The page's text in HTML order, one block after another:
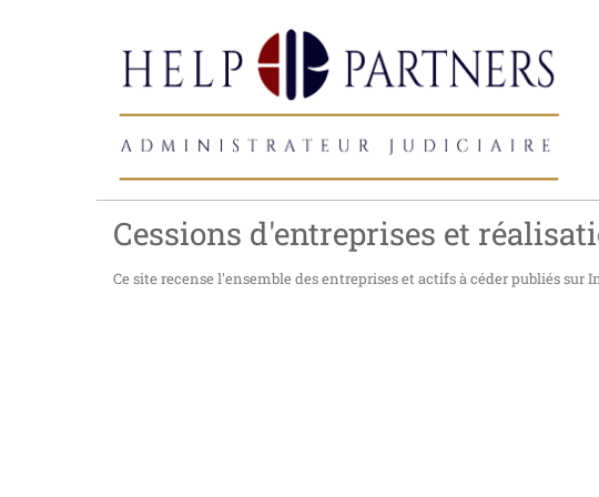
Cessions d'entreprises et
Ce site recense l'ensemble des entreprises et actifs à céder publiés sur